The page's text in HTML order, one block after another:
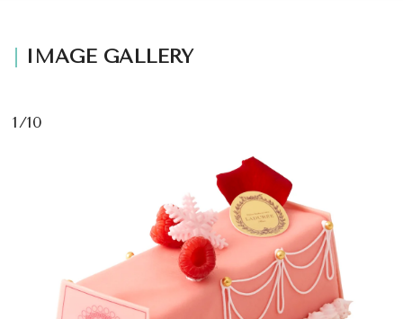
FORTUNE
SDGs
会員登録
Log in or Sign up
IMAGE GALLERY
1/10